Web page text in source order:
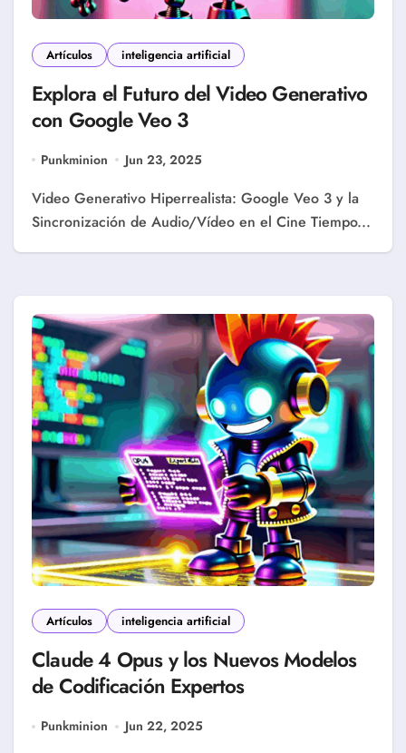
Artículos inteligencia artificial
Explora el Futuro del Video Generativo
con Google Veo 3
Punkminion Jun 23, 2025
Video Generativo Hiperrealista: Google Veo 3 y la
Sincronización de Audio/Vídeo en el Cine Tiempo...
Artículos inteligencia artificial
Claude 4 Opus y los Nuevos Modelos
de Codificación Expertos
Punkminion Jun 22, 2025